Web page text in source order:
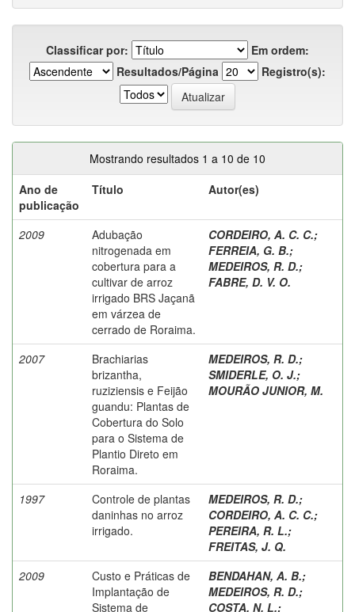
Classificar por:
Em ordem:
Resultados/Página
Registro(s):
Mostrando resultados 1 a 10 de 10
Ano de
publicação
Título Autor(es)
2009
Adubação
nitrogenada em
cobertura para a
cultivar de arroz
irrigado BRS Jaçanã
em várzea de
cerrado de Roraima.
CORDEIRO, A. C. C.;
FERREIA, G. B.;
MEDEIROS, R. D.;
FABRE, D. V. O.
2007
Brachiarias
brizantha,
ruziziensis e Feijão
guandu: Plantas de
Cobertura do Solo
para o Sistema de
Plantio Direto em
Roraima.
MEDEIROS, R. D.;
SMIDERLE, O. J.;
MOURÃO JUNIOR, M.
1997
Controle de plantas
daninhas no arroz
irrigado.
MEDEIROS, R. D.;
CORDEIRO, A. C. C.;
PEREIRA, R. L.;
FREITAS, J. Q.
2009
Custo e Práticas de
Implantação de
Sistema de
BENDAHAN, A. B.;
MEDEIROS, R. D.;
COSTA, N. L.;